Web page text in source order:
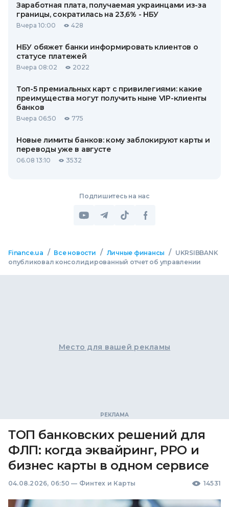
Заработная плата, получаемая украинцами из-за
границы, сократилась на 23,6% - НБУ
Вчера 10:00 428
НБУ обяжет банки информировать клиентов о
статусе платежей
Вчера 08:02 2022
Топ-5 премиальных карт с привилегиями: какие
преимущества могут получить ныне VIP-клиенты
банков
Вчера 06:50 775
Новые лимиты банков: кому заблокируют карты и
переводы уже в августе
06.08 13:10 3532
Подпишитесь на нас
Finance.ua / Все новости / Личные финансы /
UKRSIBBANK
опубликовал консолидированный отчет об управлении
Место для вашей рекламы
ТОП банковских решений для
ФЛП: когда эквайринг, РРО и
бизнес карты в одном сервисе
04.08.2026, 06:50 — Финтех и Карты 14531